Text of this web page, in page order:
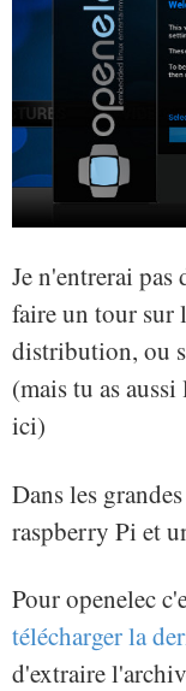
Je n'entrerai
faire un tour sur
distribution, ou
(mais tu as
ici)
Dans les
raspberry Pi et
Pour openelec
télécharger la
d'extraire